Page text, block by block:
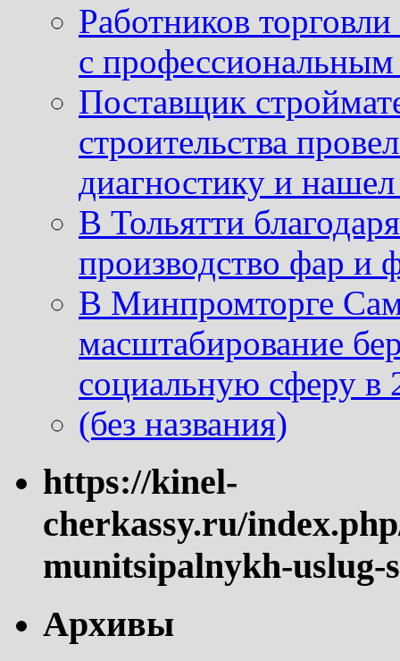
Работников
с
Поставщик
строительства
диагностику и
В Тольятти
производство фар и
В Минпромторге
масштабирование
социальную сферу в
(без названия)
https://kinel-
cherkassy.ru/
munitsipalnykh-uslug-
Архивы